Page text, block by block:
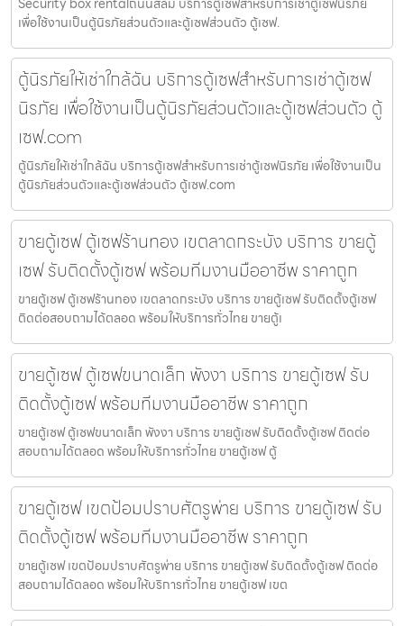
Security box rentalถนนสีลม บริการตู้เซฟสำหรับการเช่าตู้เซฟนิรภัย
เพื่อใช้งานเป็นตู้นิรภัยส่วนตัวและตู้เซฟส่วนตัว ตู้เซฟ.
ตู้นิรภัยให้เช่าใกล้ฉัน บริการตู้เซฟสำหรับการเช่าตู้เซฟ
นิรภัย เพื่อใช้งานเป็นตู้นิรภัยส่วนตัวและตู้เซฟส่วนตัว ตู้
เซฟ.com
ตู้นิรภัยให้เช่าใกล้ฉัน บริการตู้เซฟสำหรับการเช่าตู้เซฟนิรภัย เพื่อใช้งานเป็น
ตู้นิรภัยส่วนตัวและตู้เซฟส่วนตัว ตู้เซฟ.com
ขายตู้เซฟ ตู้เซฟร้านทอง เขตลาดกระบัง บริการ ขายตู้
เซฟ รับติดตั้งตู้เซฟ พร้อมทีมงานมืออาชีพ ราคาถูก
ขายตู้เซฟ ตู้เซฟร้านทอง เขตลาดกระบัง บริการ ขายตู้เซฟ รับติดตั้งตู้เซฟ
ติดต่อสอบถามได้ตลอด พร้อมให้บริการทั่วไทย ขายตู้เ
ขายตู้เซฟ ตู้เซฟขนาดเล็ก พังงา บริการ ขายตู้เซฟ รับ
ติดตั้งตู้เซฟ พร้อมทีมงานมืออาชีพ ราคาถูก
ขายตู้เซฟ ตู้เซฟขนาดเล็ก พังงา บริการ ขายตู้เซฟ รับติดตั้งตู้เซฟ ติดต่อ
สอบถามได้ตลอด พร้อมให้บริการทั่วไทย ขายตู้เซฟ ตู้
ขายตู้เซฟ เขตป้อมปราบศัตรูพ่าย บริการ ขายตู้เซฟ รับ
ติดตั้งตู้เซฟ พร้อมทีมงานมืออาชีพ ราคาถูก
ขายตู้เซฟ เขตป้อมปราบศัตรูพ่าย บริการ ขายตู้เซฟ รับติดตั้งตู้เซฟ ติดต่อ
สอบถามได้ตลอด พร้อมให้บริการทั่วไทย ขายตู้เซฟ เขต